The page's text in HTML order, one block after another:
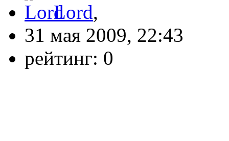
Lord,
31 мая 2009, 22:43
рейтинг: 0